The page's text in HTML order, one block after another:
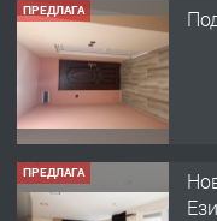
ПРЕДЛАГА
ПРЕДЛАГА